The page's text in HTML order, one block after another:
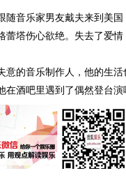
音乐家男友戴夫来到美国
蕾塔伤心欲绝。失去了爱
的音乐制作人，他的生活
在酒吧里遇到了偶然登台